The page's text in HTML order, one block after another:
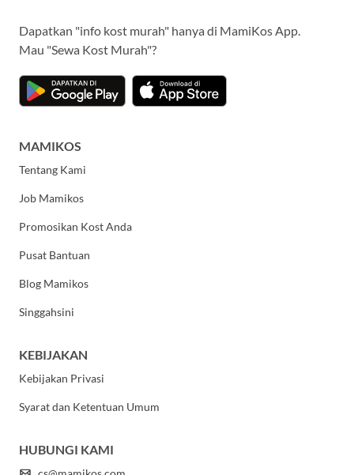
Dapatkan "info kost murah" hanya di MamiKos App.
Mau "Sewa Kost Murah"?
MAMIKOS
Tentang Kami
Job Mamikos
Promosikan Kost Anda
Pusat Bantuan
Blog Mamikos
Singgahsini
KEBIJAKAN
Kebijakan Privasi
Syarat dan Ketentuan Umum
HUBUNGI KAMI